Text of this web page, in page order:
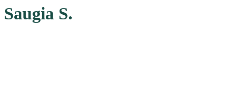
Saugia S.